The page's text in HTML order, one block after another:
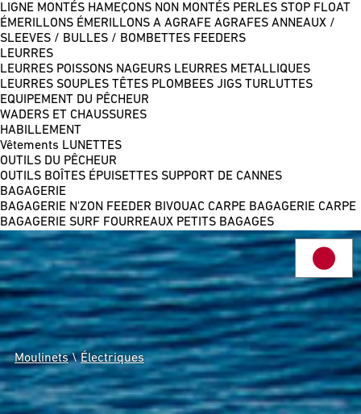
LIGNE MONTÉS HAMEÇONS NON MONTÉS PERLES STOP FLOAT
ÉMERILLONS ÉMERILLONS A AGRAFE AGRAFES ANNEAUX /
SLEEVES / BULLES / BOMBETTES FEEDERS
LEURRES
LEURRES POISSONS NAGEURS LEURRES METALLIQUES
LEURRES SOUPLES TÊTES PLOMBEES JIGS TURLUTTES
EQUIPEMENT DU PÊCHEUR
WADERS ET CHAUSSURES
HABILLEMENT
Vêtements LUNETTES
OUTILS DU PÊCHEUR
OUTILS BOÎTES ÉPUISETTES SUPPORT DE CANNES
BAGAGERIE
BAGAGERIE N'ZON FEEDER BIVOUAC CARPE BAGAGERIE CARPE
BAGAGERIE SURF FOURREAUX PETITS BAGAGES
Moulinets\Électriques